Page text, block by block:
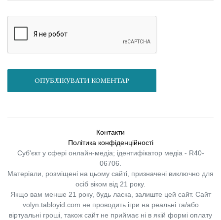
ОПУБЛІКУВАТИ КОМЕНТАР
Контакти
Політика конфіденційності
Суб'єкт у сфері онлайн-медіа; ідентифікатор медіа - R40-
06706.
Матеріали, розміщені на цьому сайті, призначені виключно для
осіб віком від 21 року.
Якщо вам менше 21 року, будь ласка, залиште цей сайт. Сайт
volyn.tabloyid.com не проводить ігри на реальні та/або
віртуальні гроші, також сайт не приймає ні в якій формі оплату